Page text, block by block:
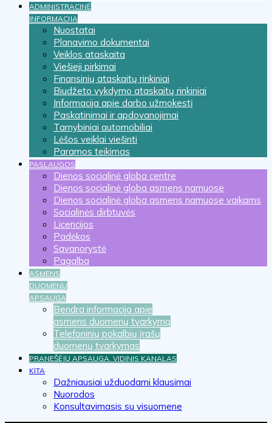
ADMINISTRACINĖ
INFORMACIJA
Nuostatai
Planavimo dokumentai
Veiklos ataskaita
Viešieji pirkimai
Finansinių ataskaitų rinkiniai
Biudžeto vykdymo ataskaitų rinkiniai
Informacija apie darbo užmokestį
Paskatinimai ir apdovanojimai
Tarnybiniai automobiliai
Lėšos veiklai viešinti
Paramos teikimas
PASLAUGOS
Dienos socialinė globa centre
Dienos socialinė globa asmens namuose
Dienos socialinė globa asmens namuose vaikams
Socialinės dirbtuvės
Licencijos
Padėkos
Savanorystė
Pagalba
ASMENS
DUOMENŲ
APSAUGA
Bendra informacija apie
asmens duomenų tvarkymą
Telefoninių pokalbių įrašų
duomenų tvarkymas
PRANEŠĖJŲ APSAUGA. VIDINIS KANALAS
KITA
Dažniausiai užduodami klausimai
Nuorodos
Konsultavimasis su visuomene